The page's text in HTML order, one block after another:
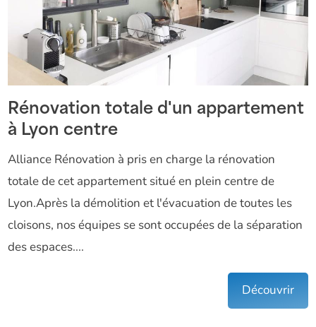
Rénovation totale d'un appartement
à Lyon centre
Alliance Rénovation à pris en charge la rénovation
totale de cet appartement situé en plein centre de
Lyon.Après la démolition et l'évacuation de toutes les
cloisons, nos équipes se sont occupées de la séparation
des espaces....
Découvrir